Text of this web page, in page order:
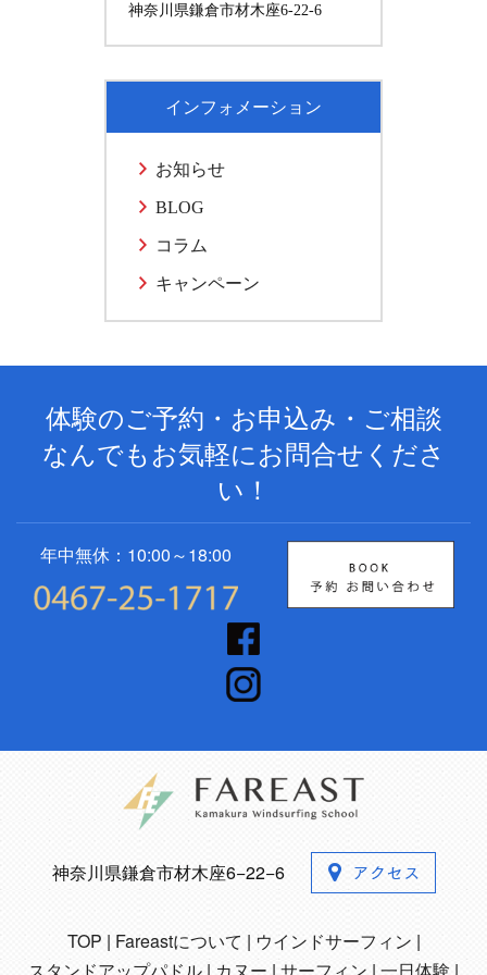
神奈川県鎌倉市材木座6-22-6
インフォメーション
お知らせ
BLOG
コラム
キャンペーン
体験のご予約・お申込み・ご相談
なんでもお気軽にお問合せくださ
い！
年中無休：10:00～18:00
神奈川県鎌倉市材木座6−22−6
TOP Fareastについて
ウインドサーフィン
スタンドアップパドル
カヌー サーフィン 一日体験